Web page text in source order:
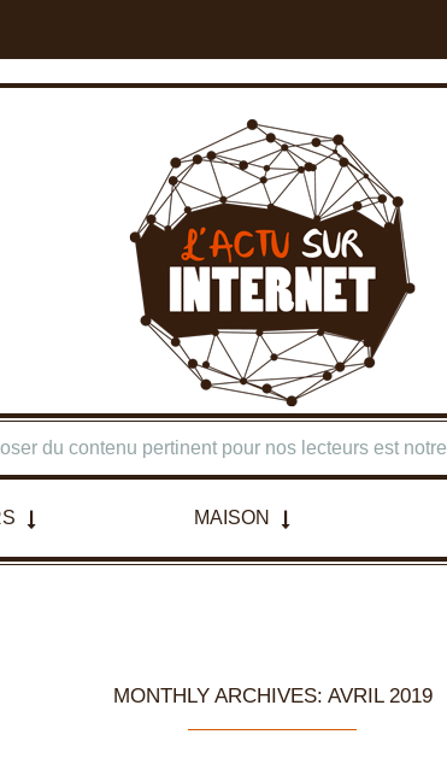
du contenu pertinent pour nos lecteurs est
MAISON
MONTHLY ARCHIVES: AVRIL 2019